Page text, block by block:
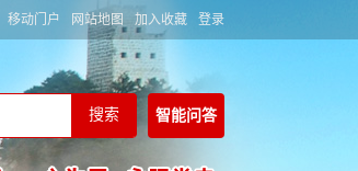
移动门户 网站地图 加入收藏 登录
智能问答